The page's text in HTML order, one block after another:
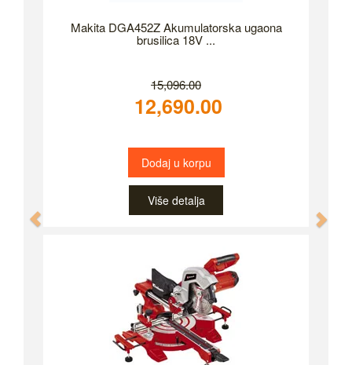
Makita DGA452Z Akumulatorska ugaona
brusilica 18V ...
15,096.00
12,690.00
Dodaj u korpu
Više detalja